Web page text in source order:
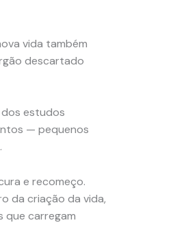
vida também
descartado
estudos
— pequenos
e recomeço.
da criação da vida,
que carregam